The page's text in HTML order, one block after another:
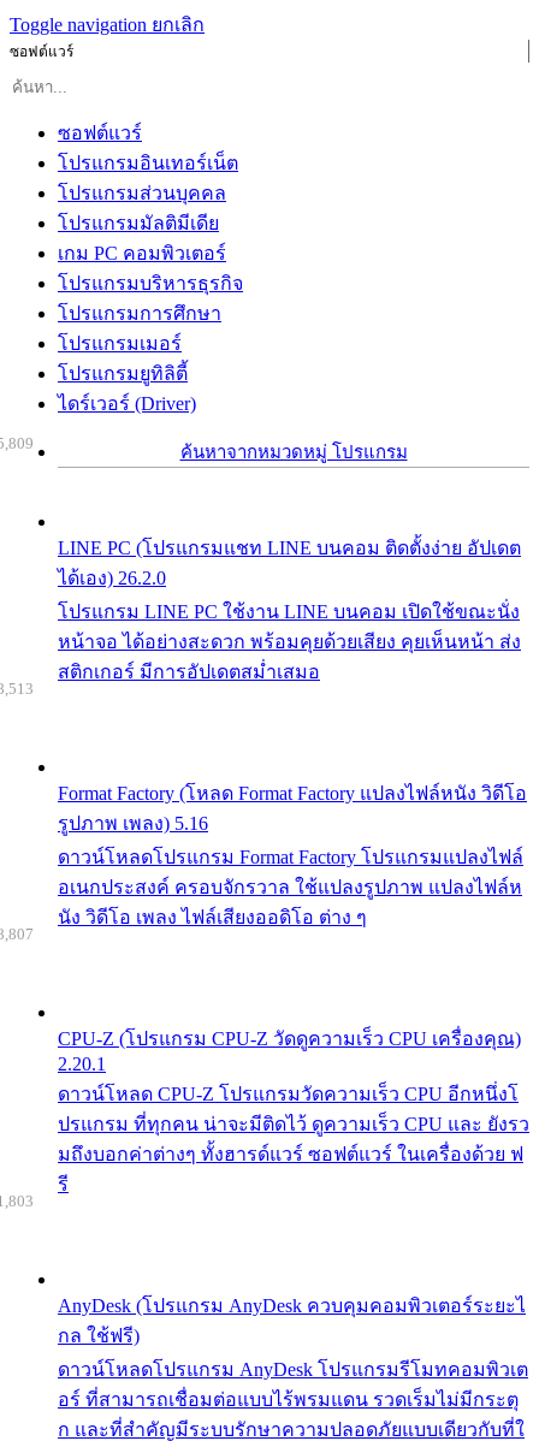
Toggle navigation ยกเลิก
ซอฟต์แวร์
ซอฟต์แวร์
โปรแกรมอินเทอร์เน็ต
โปรแกรมส่วนบุคคล
โปรแกรมมัลติมีเดีย
เกม PC คอมพิวเตอร์
โปรแกรมบริหารธุรกิจ
โปรแกรมการศึกษา
โปรแกรมเมอร์
โปรแกรมยูทิลิตี้
ไดร์เวอร์ (Driver)
ค้นหาจากหมวดหมู่ โปรแกรม
LINE PC (โปรแกรมแชท LINE บนคอม ติดตั้งง่าย อัปเดต
ได้เอง) 26.2.0
โปรแกรม LINE PC ใช้งาน LINE บนคอม เปิดใช้ขณะนั่ง
หน้าจอ ได้อย่างสะดวก พร้อมคุยด้วยเสียง คุยเห็นหน้า ส่ง
สติกเกอร์ มีการอัปเดตสม่ำเสมอ
Format Factory (โหลด Format Factory แปลงไฟล์หนัง วิดีโอ
รูปภาพ เพลง) 5.16
ดาวน์โหลดโปรแกรม Format Factory โปรแกรมแปลงไฟล์
อเนกประสงค์ ครอบจักรวาล ใช้แปลงรูปภาพ แปลงไฟล์ห
นัง วิดีโอ เพลง ไฟล์เสียงออดิโอ ต่าง ๆ
CPU-Z (โปรแกรม CPU-Z วัดดูความเร็ว CPU เครื่องคุณ)
2.20.1
ดาวน์โหลด CPU-Z โปรแกรมวัดความเร็ว CPU อีกหนึ่งโ
ปรแกรม ที่ทุกคน น่าจะมีติดไว้ ดูความเร็ว CPU และ ยังรว
มถึงบอกค่าต่างๆ ทั้งฮารด์แวร์ ซอฟต์แวร์ ในเครื่องด้วย ฟ
รี
AnyDesk (โปรแกรม AnyDesk ควบคุมคอมพิวเตอร์ระยะไ
กล ใช้ฟรี)
ดาวน์โหลดโปรแกรม AnyDesk โปรแกรมรีโมทคอมพิวเต
อร์ ที่สามารถเชื่อมต่อแบบไร้พรมแดน รวดเร็มไม่มีกระตุ
ก และที่สำคัญมีระบบรักษาความปลอดภัยแบบเดียวกับที่ใ